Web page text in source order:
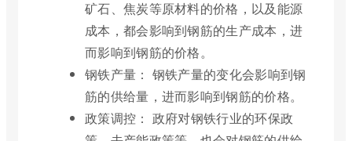
矿石、焦炭等原材料的价格，以及能源
成本，都会影响到钢筋的生产成本，进
而影响到钢筋的价格。
钢铁产量： 钢铁产量的变化会影响到钢
筋的供给量，进而影响到钢筋的价格。
政策调控： 政府对钢铁行业的环保政